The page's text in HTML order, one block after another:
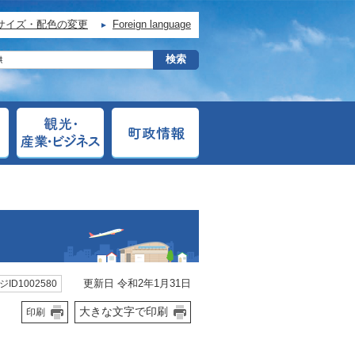
イズ・配色の変更 Foreign language
ID1002580 更新日 令和2年1月31日
印刷 大きな文字で印刷